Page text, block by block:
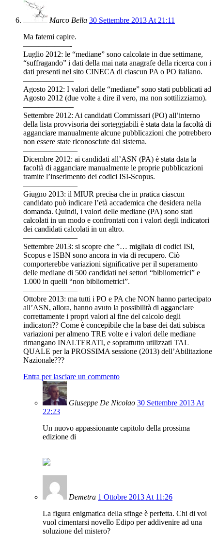
Marco Bella 30 Settembre 2013 At 21:11
Ma fatemi capire.
——————-
Luglio 2012: le “mediane” sono calcolate in due settimane,
“suffragando” i dati della mai nata anagrafe della ricerca con i
dati presenti nel sito CINECA di ciascun PA o PO italiano.
——————–
Agosto 2012: I valori delle “mediane” sono stati pubblicati ad
Agosto 2012 (due volte a dire il vero, ma non sottilizziamo).
——————–
Settembre 2012: Ai candidati Commissari (PO) all’interno
della lista provvisoria dei sorteggiabili è stata data la facoltà di
agganciare manualmente alcune pubblicazioni che potrebbero
non essere state riconosciute dal sistema.
———————
Dicembre 2012: ai candidati all’ASN (PA) è stata data la
facoltà di agganciare manualmente le proprie pubblicazioni
tramite l’inserimento dei codici ISI-Scopus.
———————
Giugno 2013: il MIUR precisa che in pratica ciascun
candidato può indicare l’età accademica che desidera nella
domanda. Quindi, i valori delle mediane (PA) sono stati
calcolati in un modo e confrontati con i valori degli indicatori
dei candidati calcolati in un altro.
———————
Settembre 2013: si scopre che ”… migliaia di codici ISI,
Scopus e ISBN sono ancora in via di recupero. Ciò
comporterebbe variazioni significative per il superamento
delle mediane di 500 candidati nei settori “bibliometrici” e
1.000 in quelli “non bibliometrici”.
———————
Ottobre 2013: ma tutti i PO e PA che NON hanno partecipato
all’ASN, allora, hanno avuto la possibilità di agganciare
correttamente i propri valori al fine del calcolo degli
indicatori?? Come è concepibile che la base dei dati subisca
variazioni per almeno TRE volte e i valori delle mediane
rimangano INALTERATI, e soprattutto utilizzati TAL
QUALE per la PROSSIMA sessione (2013) dell’Abilitazione
Nazionale???
Entra per lasciare un commento
Giuseppe De Nicolao 30 Settembre 2013 At
22:23
Un nuovo appassionante capitolo della prossima
edizione di
Demetra 1 Ottobre 2013 At 11:26
La figura enigmatica della sfinge è perfetta. Chi di voi
vuol cimentarsi novello Edipo per addivenire ad una
soluzione del mistero?